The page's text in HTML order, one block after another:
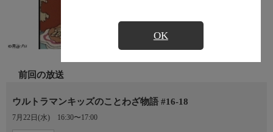
OK
前回の放送
ウルトラマンキッズのことわざ物語 #16-18
7月22日(水) 16:30〜17:00